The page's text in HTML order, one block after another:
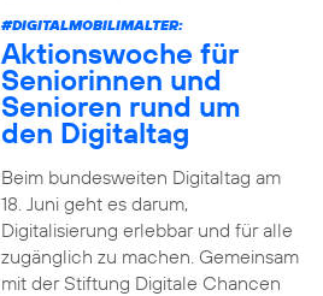
#DIGITALMOBILIMALTER:
Aktionswoche für
Seniorinnen und
Senioren rund um
den Digitaltag
Beim bundesweiten Digitaltag am
18. Juni geht es darum,
Digitalisierung erlebbar und für alle
zugänglich zu machen. Gemeinsam
mit der Stiftung Digitale Chancen